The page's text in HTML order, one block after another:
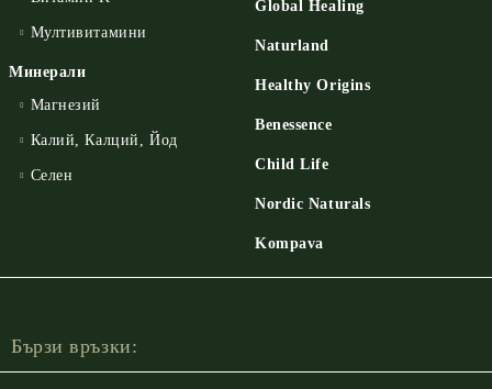
Мултивитамини
Минерали
Магнезий
Калий, Калций, Йод
Селен
Global Healing
Naturland
Healthy Origins
Benessence
Child Life
Nordic Naturals
Kompava
Бързи връзки: